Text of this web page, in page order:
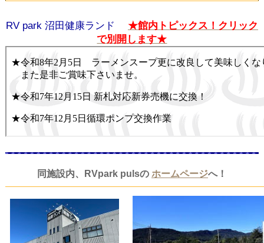
RV park 沼田健康ランド ★館内トピックス！クリック
で別開します★
同施設内、RVpark pulsの ホームページへ！